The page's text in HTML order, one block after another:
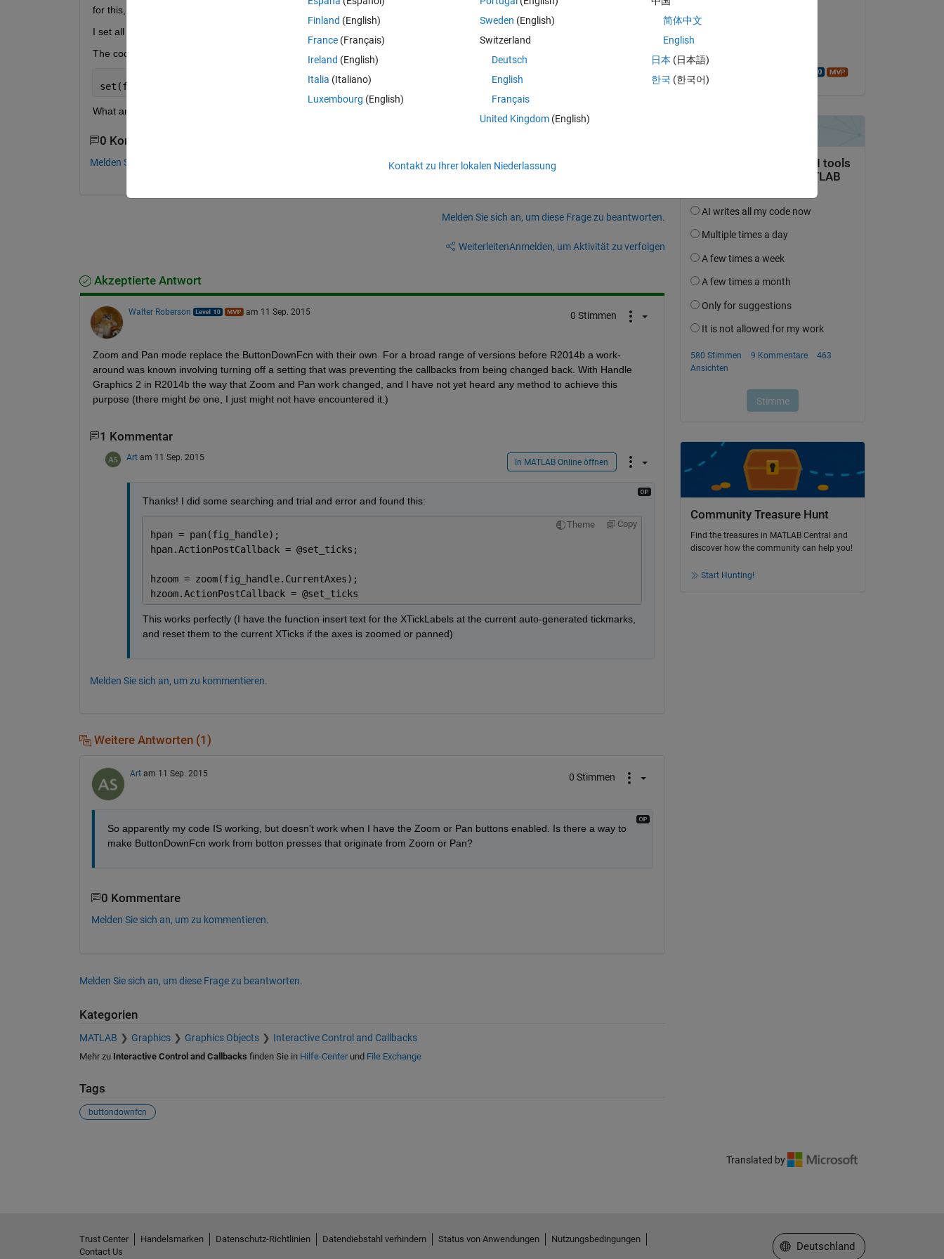
for this, but the function is not being called.
I set all axes children to have HitTest off, and verified this is the case.
The code I use when creating the figure is:
set(fig_handle.CurrentAxes, 'ButtonDownFcn', @set_ticks)
What am I doing wrong?
0 Kommentare
Melden Sie sich an, um zu kommentieren.
Melden Sie sich an, um diese Frage zu beantworten.
WeiterleitenAnmelden, um Aktivität zu verfolgen
Akzeptierte Antwort
Walter Roberson am 11 Sep. 2015 0 Stimmen
Zoom and Pan mode replace the ButtonDownFcn with their own. For a broad range of versions before R2014b a work-
around was known involving turning off a setting that was preventing the callbacks from being changed back. With Handle
Graphics 2 in R2014b the way that Zoom and Pan work changed, and I have not yet heard any method to achieve this
purpose (there might be one, I just might not have encountered it.)
1 Kommentar
Art am 11 Sep. 2015 In MATLAB Online öffnen
Thanks! I did some searching and trial and error and found this:
Theme Copy
hpan = pan(fig_handle);
hpan.ActionPostCallback = @set_ticks;
hzoom = zoom(fig_handle.CurrentAxes);
hzoom.ActionPostCallback = @set_ticks
This works perfectly (I have the function insert text for the XTickLabels at the current auto-generated tickmarks,
and reset them to the current XTicks if the axes is zoomed or panned)
Melden Sie sich an, um zu kommentieren.
Weitere Antworten (1)
Art am 11 Sep. 2015 0 Stimmen
So apparently my code IS working, but doesn't work when I have the Zoom or Pan buttons enabled. Is there a way to
make ButtonDownFcn work from botton presses that originate from Zoom or Pan?
0 Kommentare
Melden Sie sich an, um zu kommentieren.
Melden Sie sich an, um diese Frage zu beantworten.
Kategorien
MATLAB Graphics Graphics Objects Interactive Control and Callbacks
Mehr zu Interactive Control and Callbacks finden Sie in Hilfe-Centerund File Exchange
Tags
buttondownfcn
am 11 Sep. 2015
Akzeptiert:
Community Treasure Hunt
Find the treasures in MATLAB Central and
discover how the community can help you!
Start Hunting!
Translated by
Finland (English)
France (Français)
Ireland (English)
Italia (Italiano)
Luxembourg (English)
Sweden (English)
Switzerland
Deutsch
English
Français
United Kingdom(English)
简体中文
English
日本 (日本語)
한국 (한국어)
Kontakt zu Ihrer lokalen Niederlassung
Trust Center Handelsmarken Datenschutz-Richtlinien Datendiebstahl verhindern Status von Anwendungen
Nutzungsbedingungen
Contact Us
Website auswählen
Deutschland